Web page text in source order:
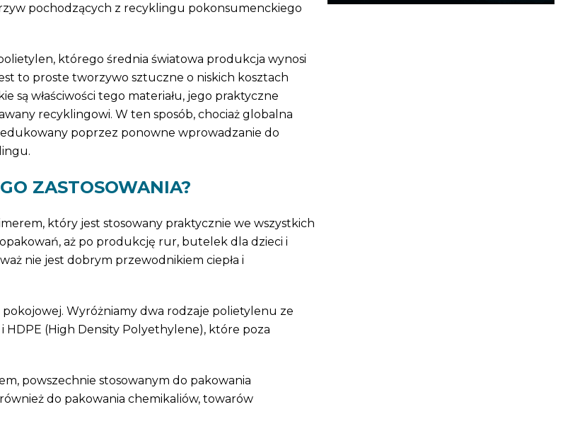
pochodzących z recyklingu pokonsumenckiego
którego średnia światowa produkcja wynosi
to proste tworzywo sztuczne o niskich kosztach
są właściwości tego materiału, jego praktyczne
recyklingowi. W ten sposób, chociaż globalna
poprzez ponowne wprowadzanie do
ZASTOSOWANIA?
który jest stosowany praktycznie we wszystkich
aż po produkcję rur, butelek dla dzieci i
nie jest dobrym przewodnikiem ciepła i
Wyróżniamy dwa rodzaje polietylenu ze
(High Density Polyethylene), które poza
powszechnie stosowanym do pakowania
do pakowania chemikaliów, towarów